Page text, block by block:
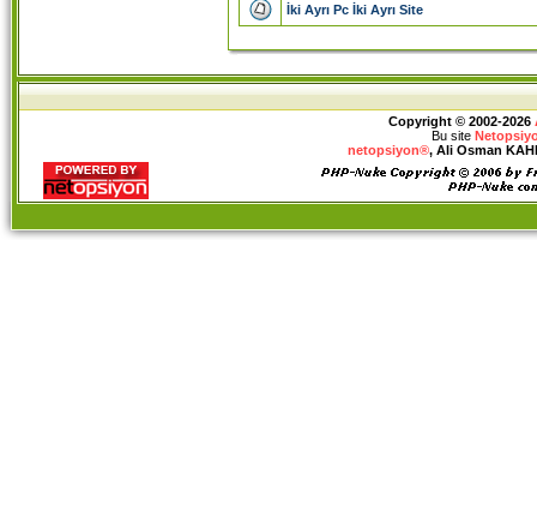
İki Ayrı Pc İki Ayrı Site
Copyright © 2002-2026
Bu site
netopsiyon®, Ali Osman